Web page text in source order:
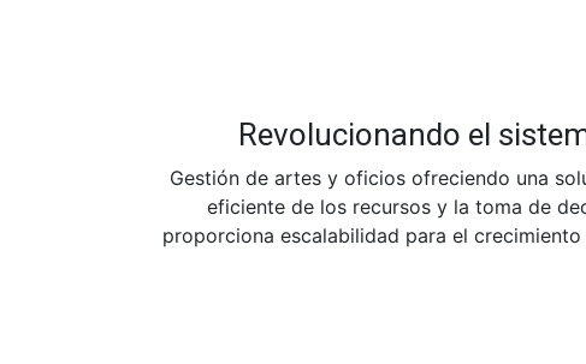
Revolucionando el
Gestión de artes y oficios ofreciendo una
eficiente de los recursos y la toma de
proporciona escalabilidad para el